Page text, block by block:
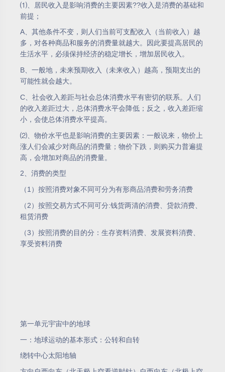
⑴、居民收入是影响消费的主要因素??收入是消费的基础和
前提；
A、其他条件不变，则人们当前可支配收入（当前收入）越
多，对各种商品和服务的消费量就越大。因此要提高居民的
生活水平，必须保持经济的稳定增长，增加居民收入。
B、一般地，未来预期收入（未来收入）越高，预期支出的
可能性就会越大。
C、社会收入差距与社会总体消费水平有密切的联系。人们
的收入差距过大，总体消费水平会降低；反之，收入差距缩
小，会使总体消费水平提高。
⑵、物价水平也是影响消费的主要因素：一般说来，物价上
涨人们会减少对商品的消费量；物价下跌，则购买力普遍提
高，会增加对商品的消费量。
2、消费的类型
（1）按照消费对象不同可分为有形商品消费和劳务消费
（2）按照交易方式不同可分:钱货两清的消费、贷款消费、
租赁消费
（3）按照消费的目的分：生存资料消费、发展资料消费、
享受资料消费
第一单元宇宙中的地球
一：地球运动的基本形式：公转和自转
绕转中心太阳地轴